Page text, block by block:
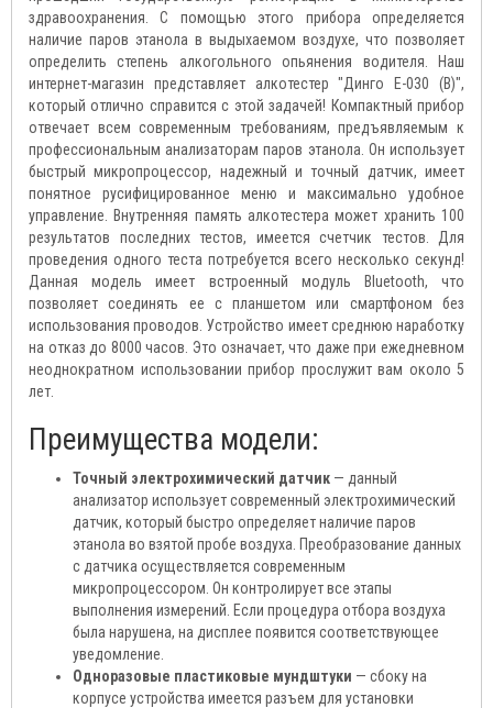
здравоохранения. С помощью этого прибора определяется
наличие паров этанола в выдыхаемом воздухе, что позволяет
определить степень алкогольного опьянения водителя. Наш
интернет-магазин представляет алкотестер "Динго Е-030 (B)",
который отлично справится с этой задачей! Компактный прибор
отвечает всем современным требованиям, предъявляемым к
профессиональным анализаторам паров этанола. Он использует
быстрый микропроцессор, надежный и точный датчик, имеет
понятное русифицированное меню и максимально удобное
управление. Внутренняя память алкотестера может хранить 100
результатов последних тестов, имеется счетчик тестов. Для
проведения одного теста потребуется всего несколько секунд!
Данная модель имеет встроенный модуль Bluetooth, что
позволяет соединять ее с планшетом или смартфоном без
использования проводов. Устройство имеет среднюю наработку
на отказ до 8000 часов. Это означает, что даже при ежедневном
неоднократном использовании прибор прослужит вам около 5
лет.
Преимущества модели:
Точный электрохимический датчик — данный
анализатор использует современный электрохимический
датчик, который быстро определяет наличие паров
этанола во взятой пробе воздуха. Преобразование данных
с датчика осуществляется современным
микропроцессором. Он контролирует все этапы
выполнения измерений. Если процедура отбора воздуха
была нарушена, на дисплее появится соответствующее
уведомление.
Одноразовые пластиковые мундштуки — сбоку на
корпусе устройства имеется разъем для установки